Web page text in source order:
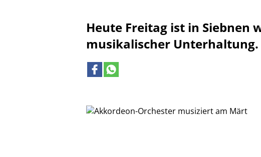
Heute Freitag ist in Siebnen
musikalischer Unterhaltung.